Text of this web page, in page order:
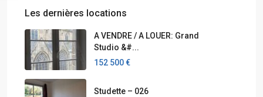
Les dernières locations
A VENDRE / A LOUER: Grand
Studio &#...
152 500 €
Studette – 026